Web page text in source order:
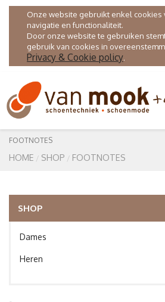
Onze website gebruikt enkel cookies
navigatie en functionaliteit.
Door onze website te gebruiken
gebruik van cookies in
Privacy & Cookie policy.
FOOTNOTES
HOME SHOP FOOTNOTES
SHOP
Dames
Heren